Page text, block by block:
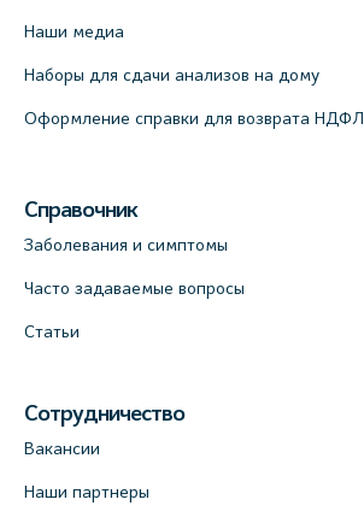
Наши медиа
Наборы для сдачи анализов на дому
Оформление справки для возврата НДФЛ
Справочник
Заболевания и симптомы
Часто задаваемые вопросы
Статьи
Сотрудничество
Вакансии
Наши партнеры